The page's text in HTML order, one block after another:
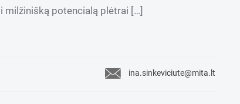
milžinišką potencialą plėtrai […]
ina.sinkeviciute@mita.lt